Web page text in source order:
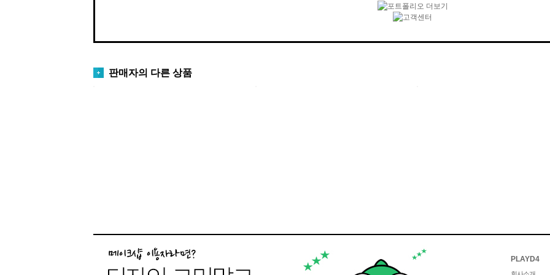
판매자의 다른 상품
PLAYD4